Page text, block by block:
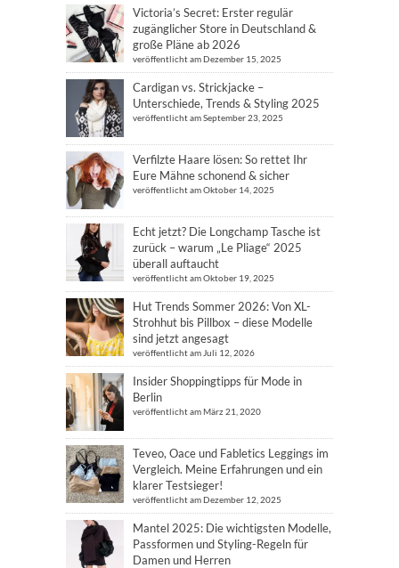
Victoria’s Secret: Erster regulär
zugänglicher Store in Deutschland &
große Pläne ab 2026
veröffentlicht am Dezember 15, 2025
Cardigan vs. Strickjacke –
Unterschiede, Trends & Styling 2025
veröffentlicht am September 23, 2025
Verfilzte Haare lösen: So rettet Ihr
Eure Mähne schonend & sicher
veröffentlicht am Oktober 14, 2025
Echt jetzt? Die Longchamp Tasche ist
zurück – warum „Le Pliage“ 2025
überall auftaucht
veröffentlicht am Oktober 19, 2025
Hut Trends Sommer 2026: Von XL-
Strohhut bis Pillbox – diese Modelle
sind jetzt angesagt
veröffentlicht am Juli 12, 2026
Insider Shoppingtipps für Mode in
Berlin
veröffentlicht am März 21, 2020
Teveo, Oace und Fabletics Leggings im
Vergleich. Meine Erfahrungen und ein
klarer Testsieger!
veröffentlicht am Dezember 12, 2025
Mantel 2025: Die wichtigsten Modelle,
Passformen und Styling-Regeln für
Damen und Herren